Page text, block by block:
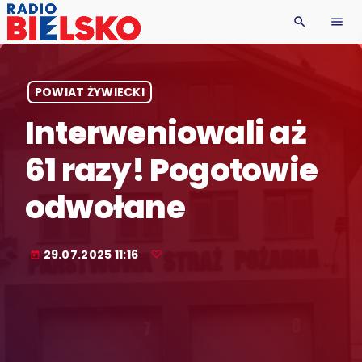
search menu
POWIAT ŻYWIECKI
Interweniowali aż
61 razy! Pogotowie
odwołane
today 29.07.2025 11:16